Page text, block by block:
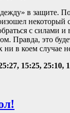
в защите.
некоторый
с силами
Правда, это
в коем случае
15:25, 25:10,